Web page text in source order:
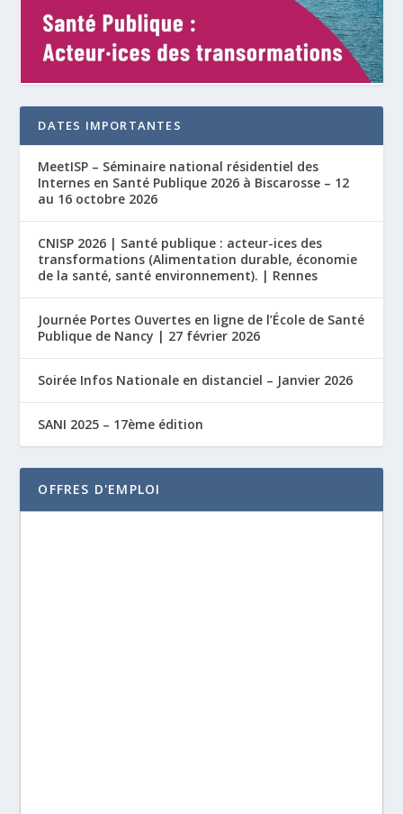
DATES IMPORTANTES
MeetISP – Séminaire national résidentiel des
Internes en Santé Publique 2026 à Biscarosse – 12
au 16 octobre 2026
CNISP 2026 | Santé publique : acteur-ices des
transformations (Alimentation durable, économie
de la santé, santé environnement). | Rennes
Journée Portes Ouvertes en ligne de l’École de Santé
Publique de Nancy | 27 février 2026
Soirée Infos Nationale en distanciel – Janvier 2026
SANI 2025 – 17ème édition
OFFRES D'EMPLOI